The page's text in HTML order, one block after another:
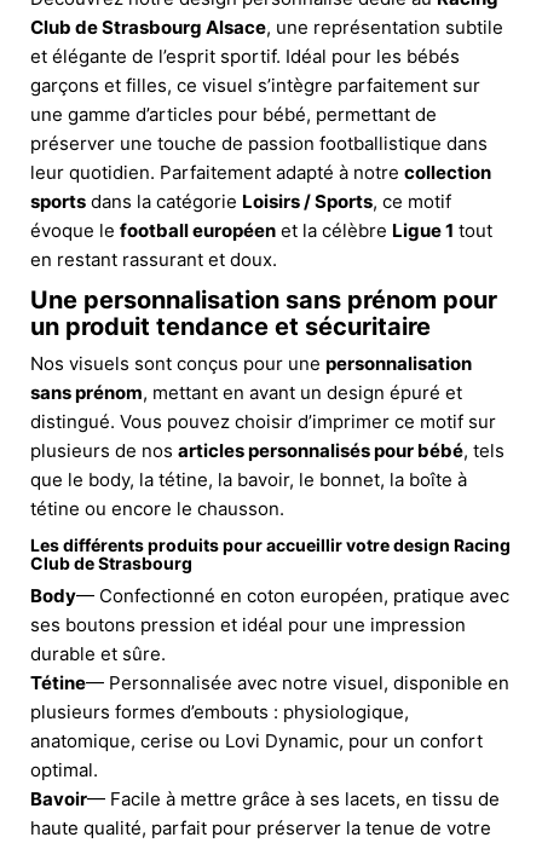
Club de Strasbourg Alsace, une représentation subtile
et élégante de l’esprit sportif. Idéal pour les bébés
garçons et filles, ce visuel s’intègre parfaitement sur
une gamme d’articles pour bébé, permettant de
préserver une touche de passion footballistique dans
leur quotidien. Parfaitement adapté à notre collection
sports dans la catégorie Loisirs / Sports, ce motif
évoque le football européen et la célèbre Ligue 1 tout
en restant rassurant et doux.
Une personnalisation sans prénom pour
un produit tendance et sécuritaire
Nos visuels sont conçus pour une personnalisation
sans prénom, mettant en avant un design épuré et
distingué. Vous pouvez choisir d’imprimer ce motif sur
plusieurs de nos articles personnalisés pour bébé, tels
que le body, la tétine, la bavoir, le bonnet, la boîte à
tétine ou encore le chausson.
Les différents produits pour accueillir votre design Racing
Club de Strasbourg
Body— Confectionné en coton européen, pratique avec
ses boutons pression et idéal pour une impression
durable et sûre.
Tétine— Personnalisée avec notre visuel, disponible en
plusieurs formes d’embouts : physiologique,
anatomique, cerise ou Lovi Dynamic, pour un confort
optimal.
Bavoir— Facile à mettre grâce à ses lacets, en tissu de
haute qualité, parfait pour préserver la tenue de votre